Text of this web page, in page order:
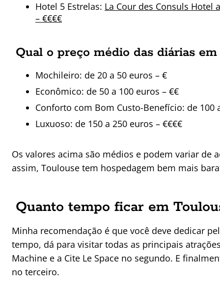
Hotel 5 Estrelas: La Cour des Consuls Hotel
– €€€€
Qual o preço médio das diárias em
Mochileiro: de 20 a 50 euros – €
Econômico: de 50 a 100 euros – €€
Conforto com Bom Custo-Benefício: de 100
Luxuoso: de 150 a 250 euros – €€€€
Os valores acima são médios e podem variar de
assim, Toulouse tem hospedagem bem mais
Quanto tempo ficar em
Minha recomendação é que você deve dedicar
tempo, dá para visitar todas as principais
Machine e a Cite Le Space no segundo. E
no terceiro.